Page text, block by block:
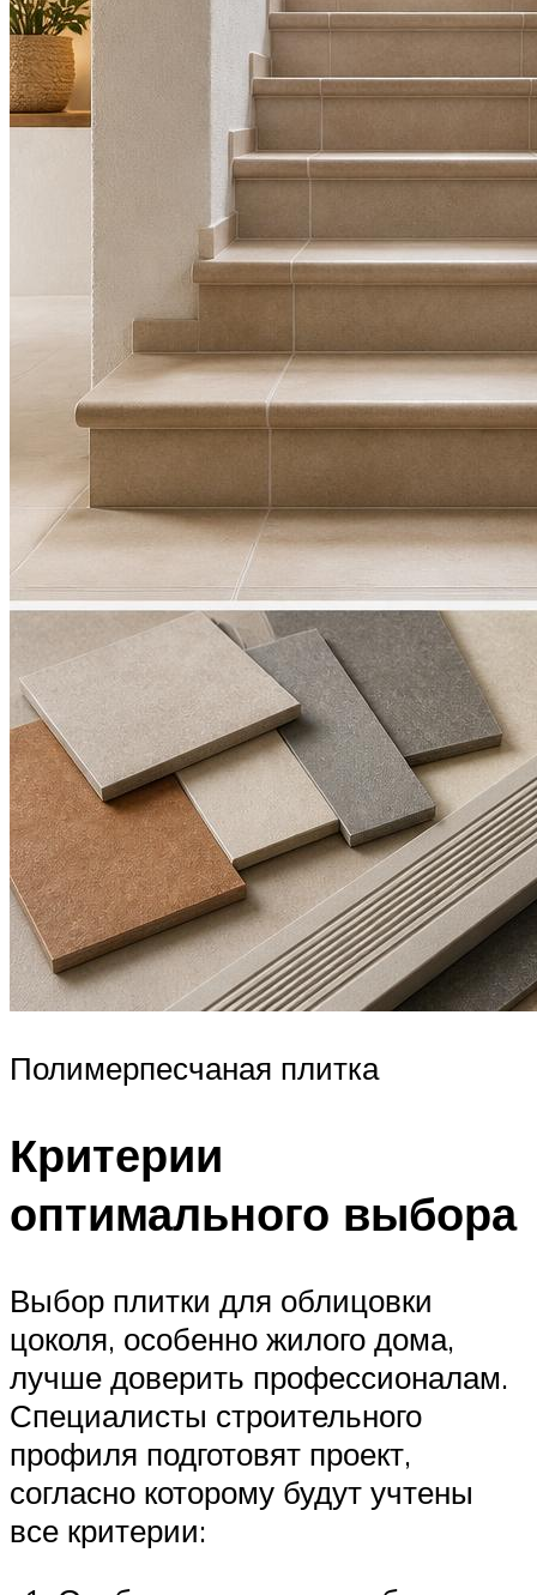
Полимерпесчаная плитка
Критерии
оптимального выбора
Выбор плитки для облицовки
цоколя, особенно жилого дома,
лучше доверить профессионалам.
Специалисты строительного
профиля подготовят проект,
согласно которому будут учтены
все критерии: